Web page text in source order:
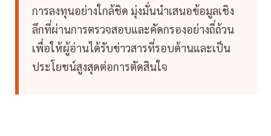
การลงทุนอย่างใกล้ชิด มุ่งมั่นนำเสนอข้อมูลเชิง
ลึกที่ผ่านการตรวจสอบและคัดกรองอย่างถี่ถ้วน
เพื่อให้ผู้อ่านได้รับข่าวสารที่รอบด้านและเป็น
ประโยชน์สูงสุดต่อการตัดสินใจ